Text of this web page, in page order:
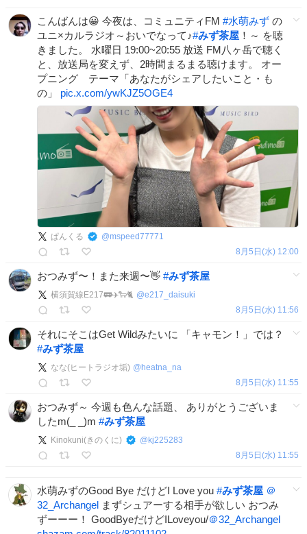
こんばんは😀 今夜は、コミュニティFM #水萌みず の
ユニ×カルラジオ～おいでなって♪#みず茶屋 ！～ を聴
きました。 水曜日 19:00~20:55 放送 FM八ヶ岳で聴く
と、放送局を変えず、2時間まるまる聴けます。 オー
プニング テーマ「あなたがシェアしたいこと・も
の」 pic.x.com/ywKJZ5OGE4
ぱんくる @mspeed77771
8月5日(水) 12:00
おつみず〜！また来週〜👋 #みず茶屋
横須賀線E217🚃✈️🐑🐈 @e217_daisuki
8月5日(水) 11:56
それにそこはGet Wildみたいに 「キャモン！」では？
#みず茶屋
なな(ヒートラジオ垢) @ heatna_na
8月5日(水) 11:55
おつみず～ 今週も色んな話題、 ありがとうございま
したm(_ _)m #みず茶屋
Kinokuni(きのくに) @ kj225283
8月5日(水) 11:55
水萌みずのGood Bye だけどI Love you #みず茶屋 ＠
32_Archangel まずシュアーする相手が欲しい おつみ
ずーーー！ GoodByeだけどILoveyou/＠32_Archangel